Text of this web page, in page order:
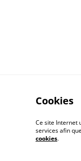
Cookies
Ce site Internet
services afin
cookies.